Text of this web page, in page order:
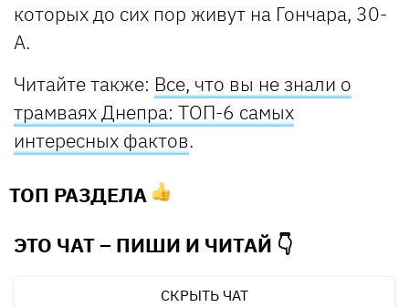
которых до сих пор живут на Гончара, 30-
А.
Читайте также: Все, что вы не знали о
трамваях Днепра: ТОП-6 самых
интересных фактов.
ТОП РАЗДЕЛА
ЭТО ЧАТ – ПИШИ И ЧИТАЙ 👇
СКРЫТЬ ЧАТ